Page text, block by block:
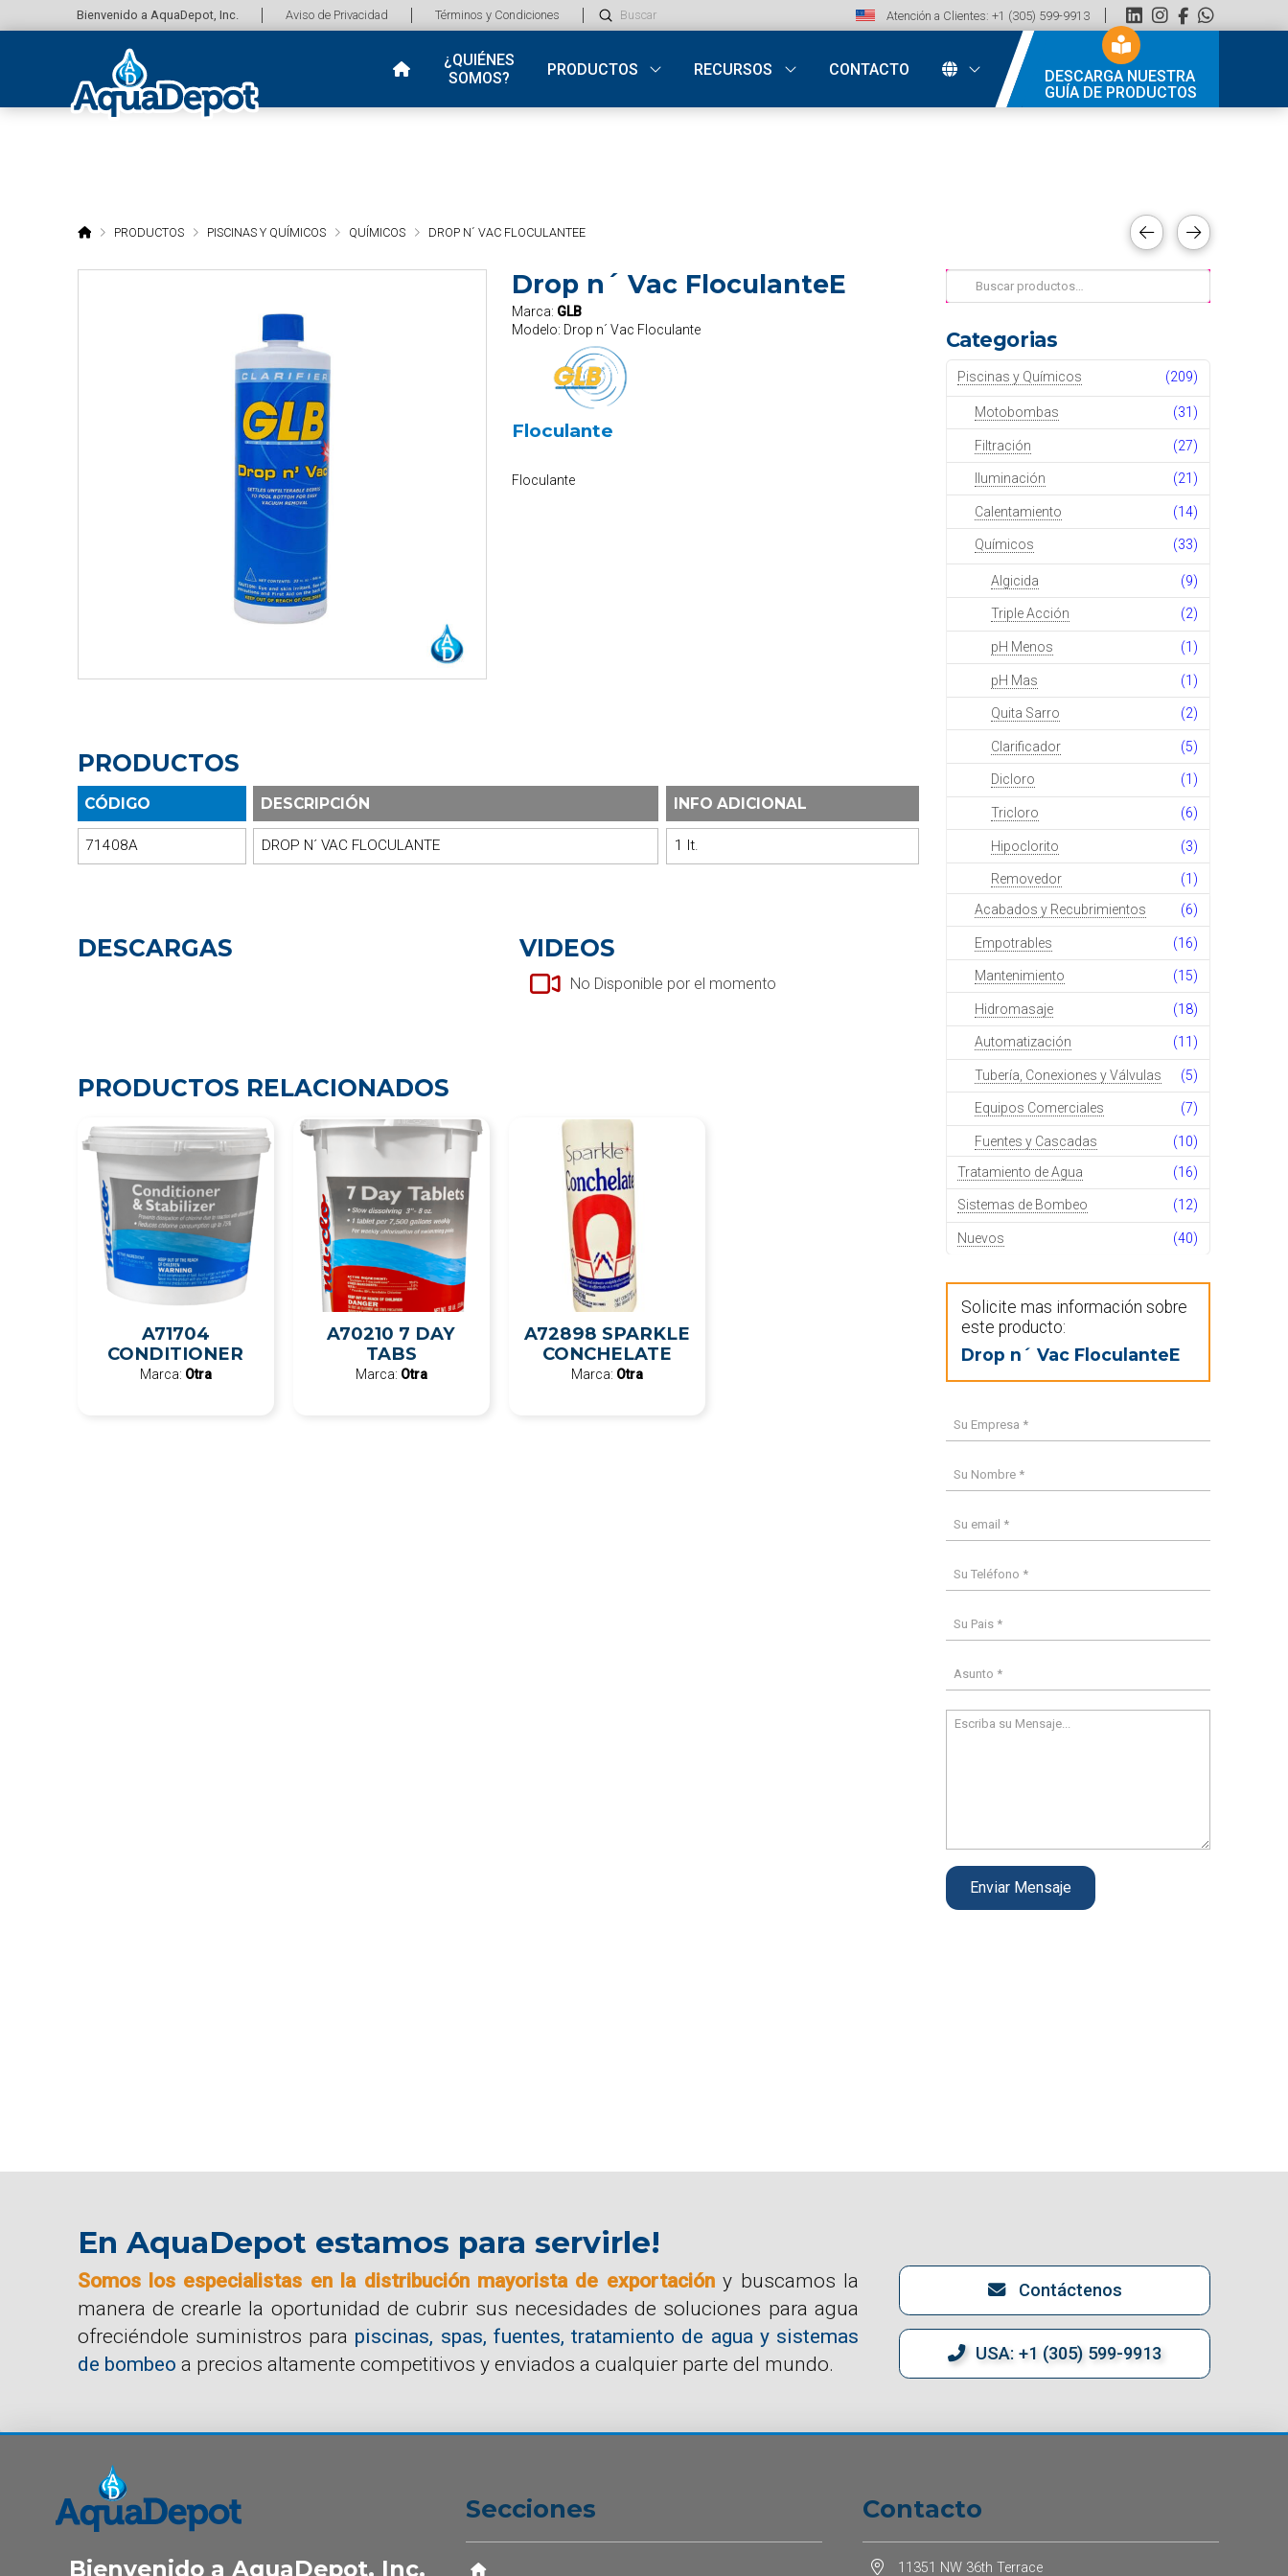
Bienvenido a AquaDepot, Inc. Aviso de Privacidad Términos y Condiciones
Search
Submit Atención a Clientes: +1 (305) 599-9913
¿QUIÉNES
SOMOS?
PRODUCTOS RECURSOS CONTACTO
DESCARGA NUESTRA
GUÍA DE PRODUCTOS
HOMEPRODUCTOS PISCINAS Y QUÍMICOS QUÍMICOS DROP N´ VAC FLOCULANTEE
Drop n´ Vac FloculanteE
Marca: GLB
Modelo: Drop n´ Vac Floculante
Floculante
Floculante
PRODUCTOS
CÓDIGO DESCRIPCIÓN INFO ADICIONAL
71408A DROP N´ VAC FLOCULANTE 1 lt.
DESCARGAS VIDEOS
No Disponible por el momento
PRODUCTOS RELACIONADOS
A71704
CONDITIONER
Marca: Otra
A70210 7 DAY
TABS
Marca: Otra
A72898 SPARKLE
CONCHELATE
Marca: Otra
Buscar
por:
Categorias
Piscinas y Químicos (209)
Motobombas (31)
Filtración (27)
Iluminación (21)
Calentamiento (14)
Químicos (33)
Algicida (9)
Triple Acción (2)
pH Menos (1)
pH Mas (1)
Quita Sarro (2)
Clarificador (5)
Dicloro (1)
Tricloro (6)
Hipoclorito (3)
Removedor
(1)
Acabados y Recubrimientos
(6)
Empotrables (16)
Mantenimiento (15)
Hidromasaje (18)
Automatización (11)
Tubería, Conexiones y Válvulas (5)
Equipos Comerciales (7)
Fuentes y Cascadas
(10)
Tratamiento de Agua
(16)
Sistemas de Bombeo (12)
Nuevos (40)
Solicite mas información sobre
este producto:
Drop n´ Vac FloculanteE
En AquaDepot estamos para servirle!
Somos los especialistas en la distribución mayorista de exportacióny buscamos la
manera de crearle la oportunidad de cubrir sus necesidades de soluciones para agua
ofreciéndole suministros para piscinas, spas, fuentes, tratamiento de agua y sistemas
de bombeo a precios altamente competitivos y enviados a cualquier parte del mundo.
Contáctenos
USA: +1 (305) 599-9913
Bienvenido a AquaDepot, Inc.
Secciones Contacto
11351 NW 36th Terrace